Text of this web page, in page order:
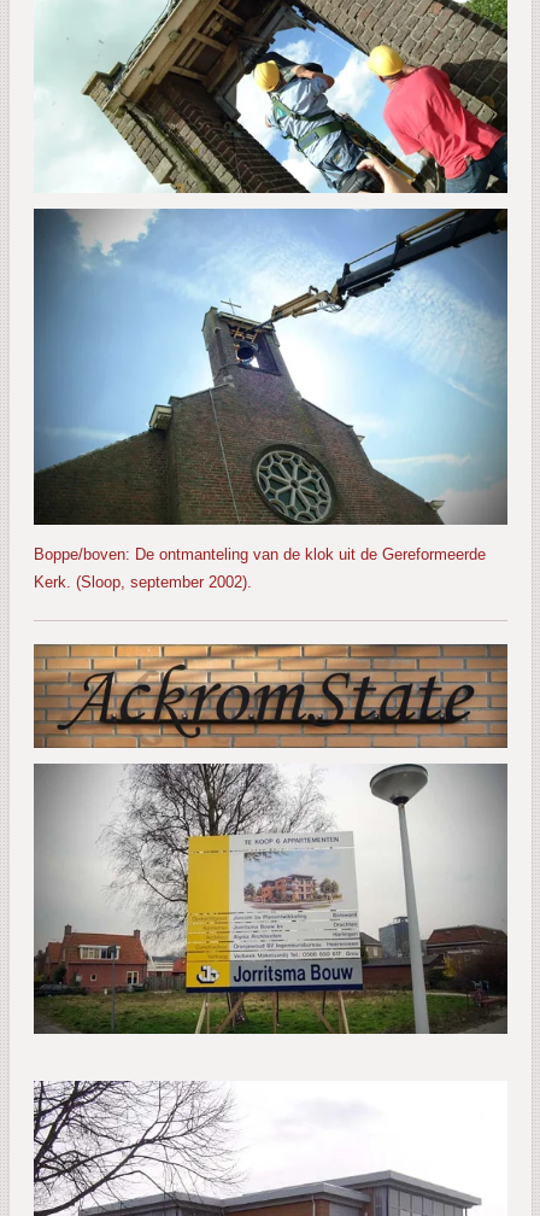
Boppe/boven: De ontmanteling van de klok uit de Gereformeerde
Kerk. (Sloop, september 2002).